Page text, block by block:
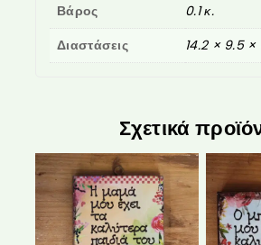
Βάρος
0.1 κ.
Διαστάσεις
14.2 × 9.5
Σχετικά